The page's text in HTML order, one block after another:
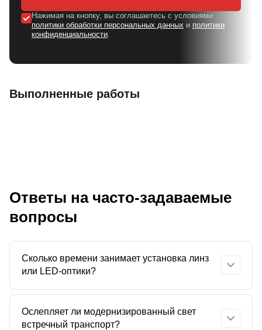
Нажимая на кнопку, вы соглашаетесь с условиями
политики обработки персональных данных и политики
конфиденциальности.
Выполненные работы
Ответы на часто-задаваемые
вопросы
Сколько времени занимает установка линз
или LED-оптики?
тюнинг может занять до двух дней.
Ослепляет ли модернизированный свет
встречный транспорт?